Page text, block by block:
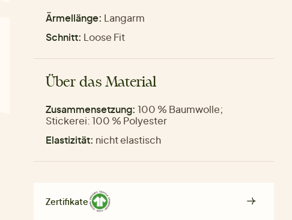
Ärmellänge: Langarm
Schnitt: Loose Fit
Über das Material
Zusammensetzung: 100 % Baumwolle;
Stickerei: 100 % Polyester
Elastizität: nicht elastisch
Zertifikate